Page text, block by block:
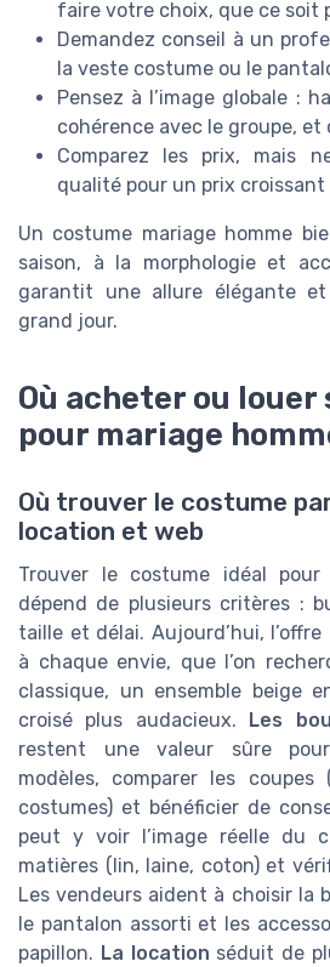
faire votre choix, que ce soit
Demandez conseil à un
la veste costume ou le
Pensez à l’image globale :
cohérence avec le groupe,
Comparez les prix, mais
qualité pour un prix
Un costume mariage homme
saison, à la morphologie et
garantit une allure élégante
grand jour.
Où acheter ou louer
pour mariage
Où trouver le costume
location et web
Trouver le costume idéal
dépend de plusieurs critères :
taille et délai. Aujourd’hui,
à chaque envie, que l’on
classique, un ensemble beige
croisé plus audacieux.
Les
restent une valeur sûre
modèles, comparer les coupes
costumes) et bénéficier de
peut y voir l’image réelle du
matières (lin, laine, coton) et
Les vendeurs aident à choisir la
le pantalon assorti et les
papillon. La location séduit de